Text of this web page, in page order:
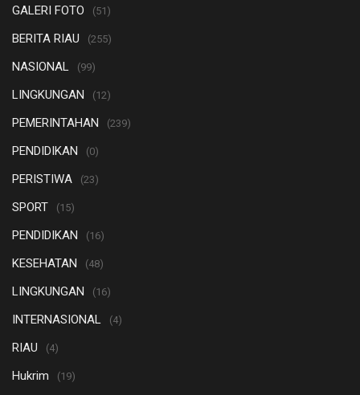
GALERI FOTO (51)
BERITA RIAU (255)
NASIONAL (99)
LINGKUNGAN (12)
PEMERINTAHAN (239)
PENDIDIKAN (0)
PERISTIWA (23)
SPORT (15)
PENDIDIKAN (16)
KESEHATAN (48)
LINGKUNGAN (16)
INTERNASIONAL (4)
RIAU (4)
Hukrim (19)